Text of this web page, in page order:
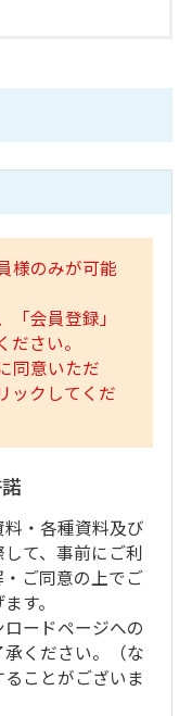
様のみが可能
会員登録」
さい。
同意いただ
ックしてくだ
・各種資料及び
て、事前にご利
ご同意の上でご
す。
ードページへの
ください。（な
ことがございま